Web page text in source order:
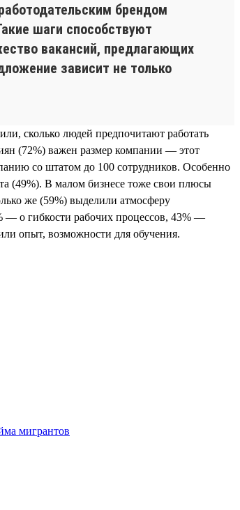
брендом
шаги способствуют
вакансий, предлагающих
зависит не только
сколько людей предпочитают работать
(72%) важен размер компании — этот
со штатом до 100 сотрудников. Особенно
(49%). В малом бизнесе тоже свои плюсы
же (59%) выделили атмосферу
— о гибкости рабочих процессов, 43% —
опыт, возможности для обучения.
мигрантов